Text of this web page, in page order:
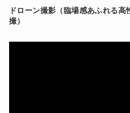
ドローン撮影（臨場感あふれる
撮）